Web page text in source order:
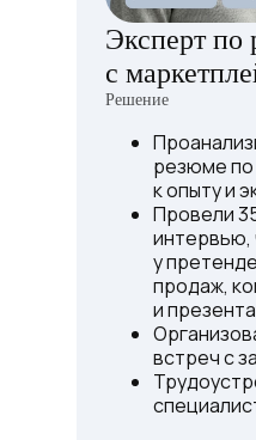
Эксперт по
с
Решение
резюме
к опыту и
Провели
интервью,
у
продаж,
и
встреч с